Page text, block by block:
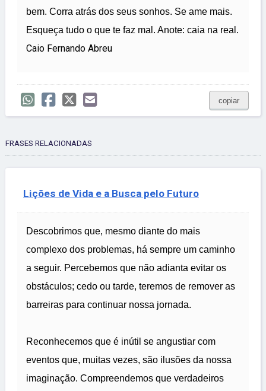
bem. Corra atrás dos seus sonhos. Se ame mais.
Esqueça tudo o que te faz mal. Anote: caia na real.
Caio Fernando Abreu
copiar
FRASES RELACIONADAS
Lições de Vida e a Busca pelo Futuro
Descobrimos que, mesmo diante do mais
complexo dos problemas, há sempre um caminho
a seguir. Percebemos que não adianta evitar os
obstáculos; cedo ou tarde, teremos de remover as
barreiras para continuar nossa jornada.
Reconhecemos que é inútil se angustiar com
eventos que, muitas vezes, são ilusões da nossa
imaginação. Compreendemos que verdadeiros